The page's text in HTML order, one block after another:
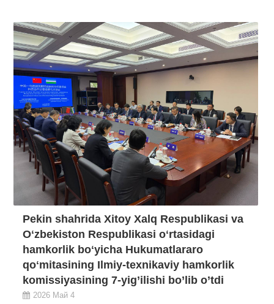
Pekin shahrida Xitoy Xalq Respublikasi va
Oʻzbekiston Respublikasi oʻrtasidagi
hamkorlik boʻyicha Hukumatlararo
qoʻmitasining Ilmiy-texnikaviy hamkorlik
komissiyasining 7-yig’ilishi bo’lib o’tdi
2026 Май 4